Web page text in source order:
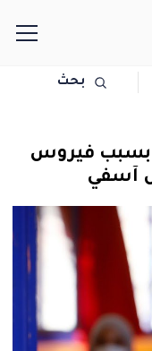
بحث
بسبب فيروس
آسفي